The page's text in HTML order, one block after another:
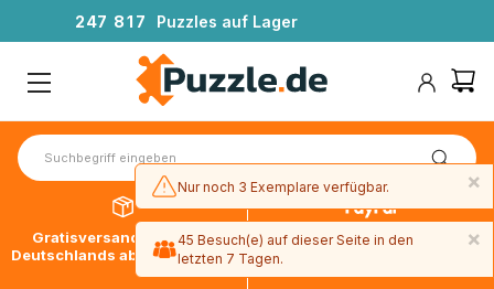
247 81 7 Puzzles auf Lager
Gratisversand innerhalb
Deutschlands ab 49 € mit DPD
30 Tage später bezahlen
×
Nur noch 3 Exemplare verfügbar.
×
45 Besuch(e) auf dieser Seite in den
letzten 7 Tagen.